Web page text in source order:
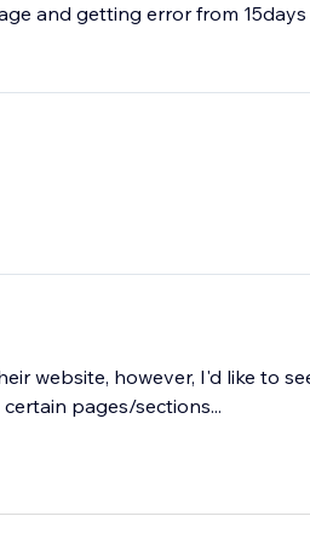
and getting error from 15days
website, however, I'd like to
pages/sections...